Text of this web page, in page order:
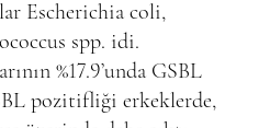
Escherichia coli,
spp. idi.
%17.9’unda GSBL
pozitifliği erkeklerde,